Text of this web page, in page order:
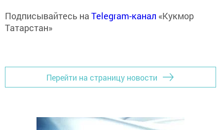
Подписывайтесь на Telegram-канал «Кукмор
Татарстан»
Перейти на страницу новости